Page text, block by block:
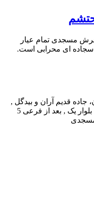
مسجدی تمام عیار
ای محرابی است.
قدیم آران و بیدگل ,
شهرک صنعتی سلیمان صباحی , انتهای بلوار یک , بعد از فرعی 5